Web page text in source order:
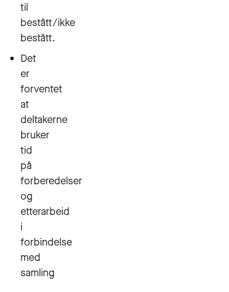
til
bestått/ikke
bestått.
Det
er
forventet
at
deltakerne
bruker
tid
på
forberedelser
og
etterarbeid
i
forbindelse
med
samling